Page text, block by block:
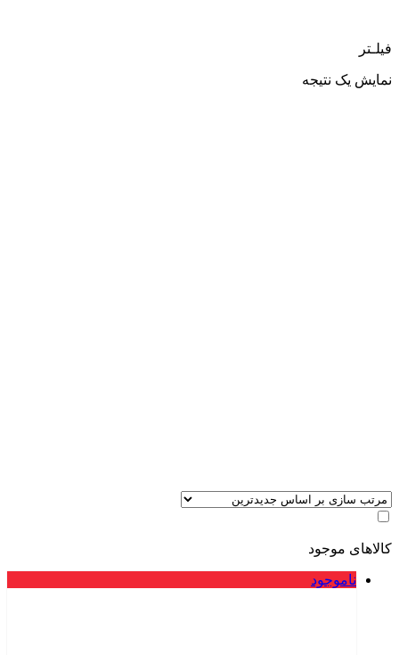
فیلـتر
نمایش یک نتیجه
کالاهای موجود
ناموجود